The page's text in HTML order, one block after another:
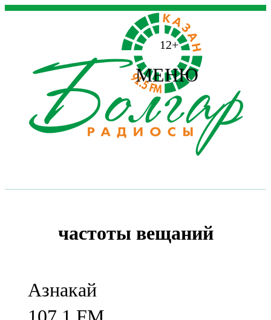
12+
МЕНЮ
частоты вещаний
Азнакай